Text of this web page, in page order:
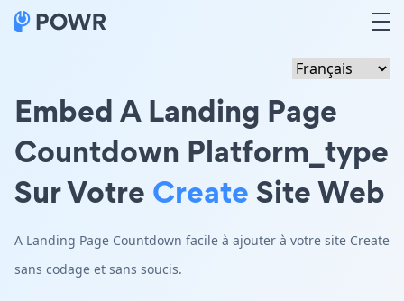
Embed A Landing Page
Countdown Platform_type
Sur Votre CreateSite Web
A Landing Page Countdown facile à ajouter à votre site Create
sans codage et sans soucis.